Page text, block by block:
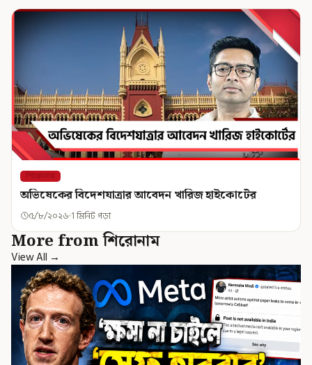
শিরোনাম
অভিষেকের বিদেশযাত্রার আবেদন খারিজ হাইকোর্টের
৫/৮/২০২৬ 1 মিনিট পড়া
More from শিরোনাম
View All →